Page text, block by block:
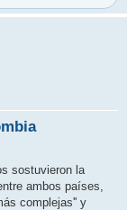
sostuvieron la
ambos países,
complejas'' y